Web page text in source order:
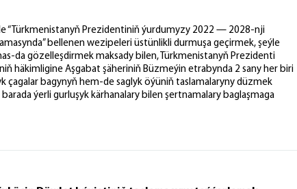
“Türkmenistanyň Prezidentiniň ýurdumyzy 2022 — 2028-nji
bellenen wezipeleri üstünlikli durmuşa geçirmek, şeýle
da gözelleşdirmek maksady bilen, Türkmenistanyň Prezidenti
häkimligine Aşgabat şäheriniň Büzmeýin etrabynda 2 sany her biri
bagynyň hem-de saglyk öýüniň taslamalaryny düzmek
ýerli gurluşyk kärhanalary bilen şertnamalary baglaşmaga